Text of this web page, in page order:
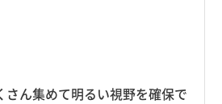
ん集めて明るい視野を確保で